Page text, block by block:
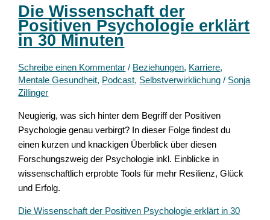
Die Wissenschaft der
Positiven Psychologie erklärt
in 30 Minuten
Schreibe einen Kommentar / Beziehungen, Karriere,
Mentale Gesundheit, Podcast, Selbstverwirklichung / Sonja
Zillinger
Neugierig, was sich hinter dem Begriff der Positiven
Psychologie genau verbirgt? In dieser Folge findest du
einen kurzen und knackigen Überblick über diesen
Forschungszweig der Psychologie inkl. Einblicke in
wissenschaftlich erprobte Tools für mehr Resilienz, Glück
und Erfolg.
Die Wissenschaft der Positiven Psychologie erklärt in 30